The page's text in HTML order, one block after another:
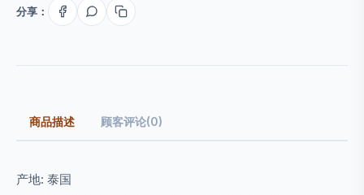
分享：
商品描述 顾客评论(0)
产地: 泰国